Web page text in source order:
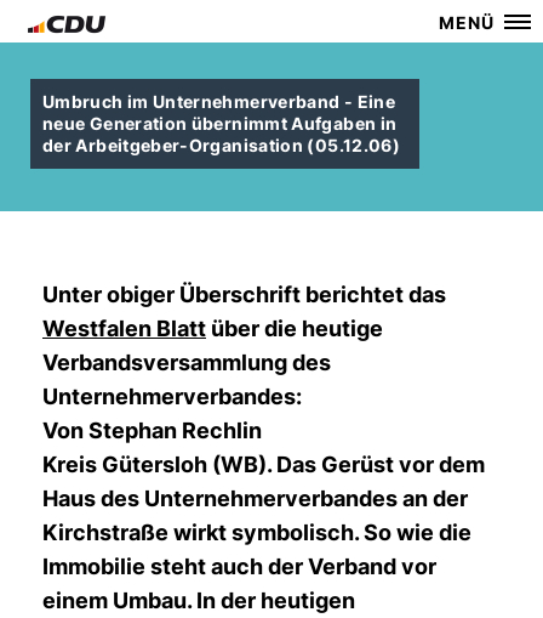
MENÜ
Umbruch im Unternehmerverband - Eine
neue Generation übernimmt Aufgaben in
der Arbeitgeber-Organisation (05.12.06)
Unter obiger Überschrift berichtet das
Westfalen Blatt über die heutige
Verbandsversammlung des
Unternehmerverbandes:
Von Stephan Rechlin
Kreis Gütersloh (WB). Das Gerüst vor dem
Haus des Unternehmerverbandes an der
Kirchstraße wirkt symbolisch. So wie die
Immobilie steht auch der Verband vor
einem Umbau. In der heutigen